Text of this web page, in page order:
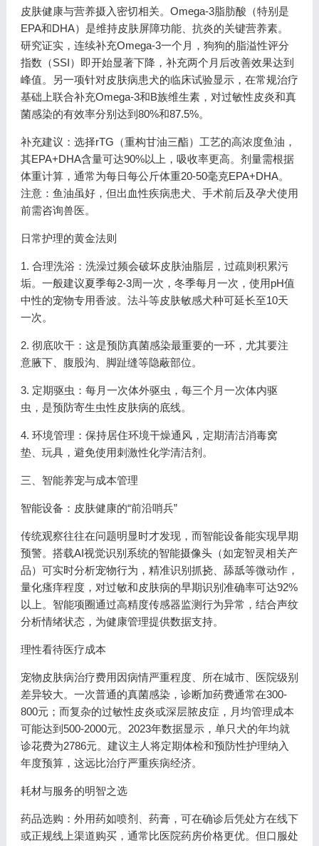
皮肤健康与营养摄入密切相关。Omega-3脂肪酸（特别是
EPA和DHA）是维持皮肤屏障功能、抗炎的关键营养素。
研究证实，连续补充Omega-3一个月，狗狗的脂溢性评分
指数（SSI）即开始显著下降，补充两个月后改善效果达到
峰值。另一项针对皮肤病患犬的临床试验显示，在常规治疗
基础上联合补充Omega-3和B族维生素，对过敏性皮炎和真
菌感染的有效率分别达到80%和87.5%。
补充建议：选择rTG（重构甘油三酯）工艺的高浓度鱼油，
其EPA+DHA含量可达90%以上，吸收率更高。剂量需根据
体重计算，通常为每日每公斤体重20-50毫克EPA+DHA。
注意：鱼油虽好，但出血性疾病患犬、手术前后及孕犬使用
前需咨询兽医。
日常护理的黄金法则
1. 合理洗浴：洗澡过频会破坏皮肤油脂层，过疏则积累污
垢。一般建议夏季每2-3周一次，冬季每月一次，使用pH值
中性的宠物专用香波。法斗等皮肤敏感犬种可延长至10天
一次。
2. 彻底吹干：这是预防真菌感染最重要的一环，尤其要注
意腋下、腹股沟、脚趾缝等隐蔽部位。
3. 定期驱虫：每月一次体外驱虫，每三个月一次体内驱
虫，是预防寄生虫性皮肤病的底线。
4. 环境管理：保持居住环境干燥通风，定期清洁消毒窝
垫、玩具，避免使用刺激性化学清洁剂。
三、智能养宠与成本管理
智能设备：皮肤健康的“前沿哨兵”
传统观察往往在问题明显时才发现，而智能设备能实现早期
预警。搭载AI视觉识别系统的智能摄像头（如宠智灵相关产
品）可实时分析宠物行为，精准识别抓挠、舔舐等微动作，
量化瘙痒程度，对过敏和皮肤病的早期识别准确率可达92%
以上。智能项圈通过高精度传感器监测行为异常，结合声纹
分析情绪状态，为健康管理提供数据支持。
理性看待医疗成本
宠物皮肤病治疗费用因病情严重程度、所在城市、医院级别
差异较大。一次普通的真菌感染，诊断加药费通常在300-
800元；而复杂的过敏性皮炎或深层脓皮症，月均管理成本
可能达到500-2000元。2023年数据显示，单只犬的年均就
诊花费为2786元。建议主人将定期体检和预防性护理纳入
年度预算，这远比治疗严重疾病经济。
耗材与服务的明智之选
药品选购：外用药如喷剂、药膏，可在确诊后凭处方在线下
或正规线上渠道购买，通常比医院药房价格更优。但口服处